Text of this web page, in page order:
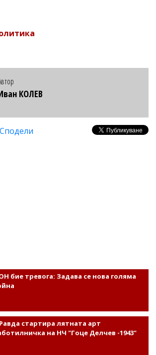
КОЛЕВ
Сподели
бие тревога: Задава се нова голяма
стартира лятната арт
на НЧ "Гоце Делчев -1943"